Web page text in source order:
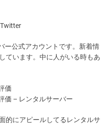
ー公式アカウントです。新着情
ています。中に人がいる時もあ
価
価 – レンタルサーバー
的にアピールしてるレンタルサ